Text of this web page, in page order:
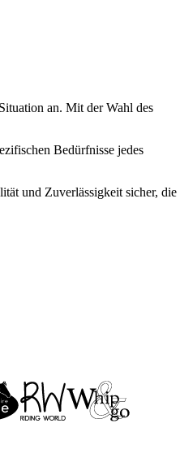
an. Mit der Wahl des
Bedürfnisse jedes
und Zuverlässigkeit sicher, die